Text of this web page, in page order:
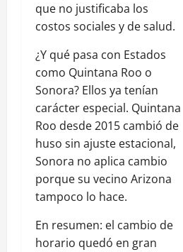
que no justificaba los
costos sociales y de salud.
¿Y qué pasa con Estados
como Quintana Roo o
Sonora? Ellos ya tenían
carácter especial. Quintana
Roo desde 2015 cambió de
huso sin ajuste estacional,
Sonora no aplica cambio
porque su vecino Arizona
tampoco lo hace.
En resumen: el cambio de
horario quedó en gran